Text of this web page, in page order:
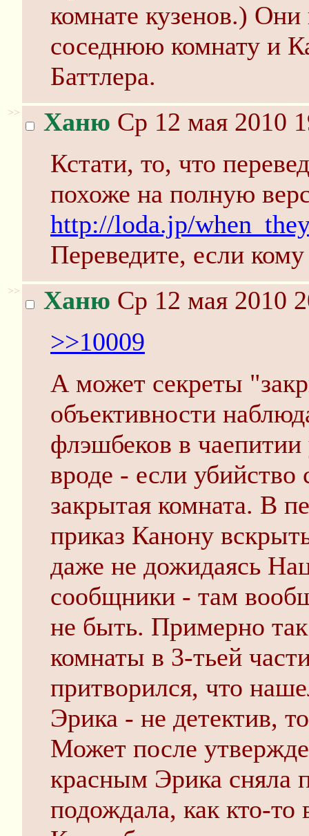
комнате кузенов.)
соседнюю комнату и
Баттлера.
>> Ханю Ср 12 мая 2010
Кстати, то, что
похоже на полную
http://loda.jp/
Переведите, если кому
>> Ханю Ср 12 мая 2010
>>10009
А может секреты
объективности
флэшбеков в
вроде - если убийство
закрытая комната. В
приказ Канону
даже не дожидаясь
сообщники - там
не быть. Примерно
комнаты в 3-тьей
притворился, что
Эрика - не детектив,
Может после
красным Эрика сняла
подождала, как кто-то